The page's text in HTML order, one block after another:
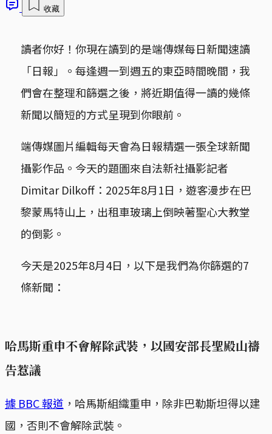
收藏
讀者你好！你現在讀到的是端傳媒每日新聞速讀
「日報」。每逢週一到週五的東亞時間晚間，我
們會在整理和篩選之後，將近期值得一讀的幾條
新聞以簡短的方式呈現到你眼前。
端傳媒圖片編輯每天會為日報精選一張全球新聞
攝影作品。今天的題圖來自法新社攝影記者
Dimitar Dilkoff：2025年8月1日，遊客漫步在巴
黎蒙馬特山上，出租車玻璃上倒映著聖心大教堂
的倒影。
今天是2025年8月4日，以下是我們為你篩選的7
條新聞：
哈馬斯重申不會解除武裝，以國安部長聖殿山禱
告惹議
據 BBC 報道 ，哈馬斯組織重申，除非巴勒斯坦得以建
國，否則不會解除武裝。